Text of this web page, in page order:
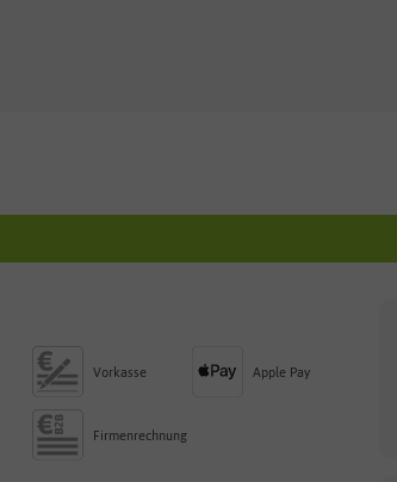
Vorkasse Apple Pay
Firmenrechnung